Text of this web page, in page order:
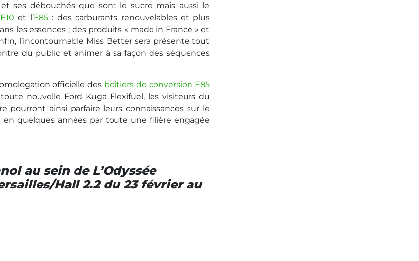
ses débouchés que sont le sucre mais aussi le
E10 et l’E85: des carburants renouvelables et plus
les essences ; des produits « made in France » et
l’incontournable Miss Better sera présente tout
du public et animer à sa façon des séquences
officielle des boîtiers de conversion E85
nouvelle Ford Kuga Flexifuel, les visiteurs du
pourront ainsi parfaire leurs connaissances sur le
quelques années par toute une filière engagée
au sein de L’Odyssée
Hall 2.2 du 23 février au